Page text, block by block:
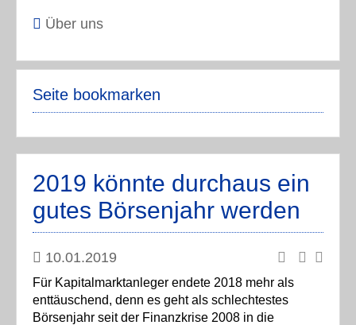
Über uns
Seite bookmarken
2019 könnte durchaus ein
gutes Börsenjahr werden
10.01.2019
Für Kapitalmarktanleger endete 2018 mehr als
enttäuschend, denn es geht als schlechtestes
Börsenjahr seit der Finanzkrise 2008 in die